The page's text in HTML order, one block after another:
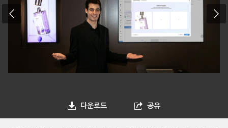
다운로드 공유